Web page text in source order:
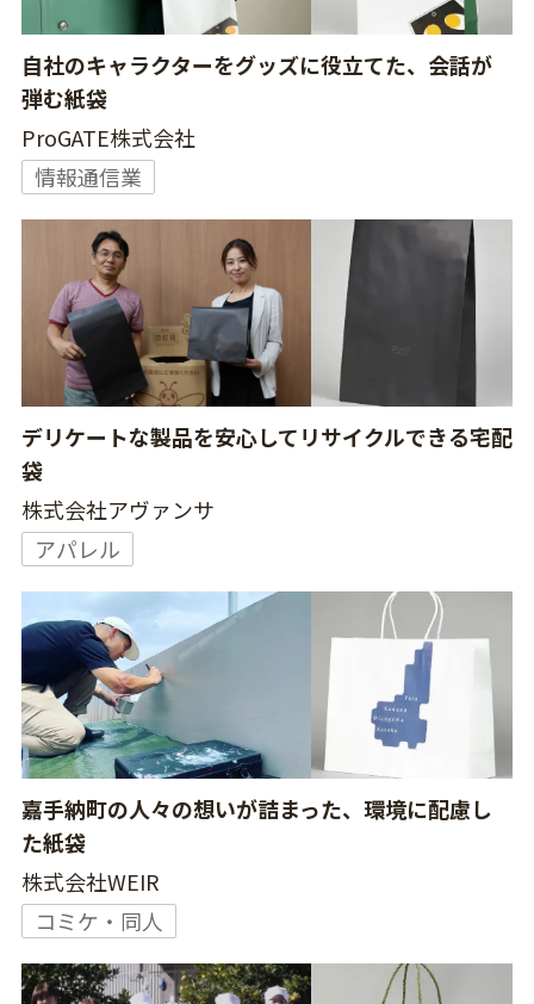
自社のキャラクターをグッズに役立てた、会話が
弾む紙袋
ProGATE株式会社
情報通信業
デリケートな製品を安心してリサイクルできる宅配
袋
株式会社アヴァンサ
アパレル
嘉手納町の人々の想いが詰まった、環境に配慮し
た紙袋
株式会社WEIR
コミケ・同人